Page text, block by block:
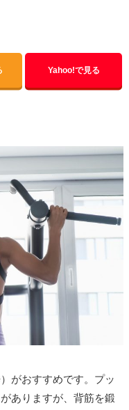
Yahoo!で見る
がおすすめです。プッ
ありますが、背筋を鍛